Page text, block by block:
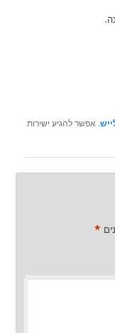
. אפשר להגיע ישירות
*